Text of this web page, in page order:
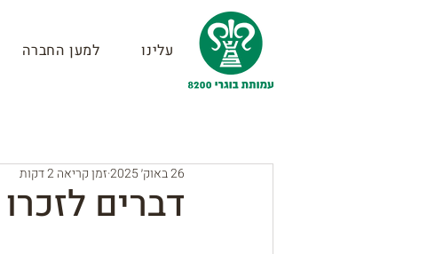
עלינו למען החברה
דברים
26 באוק׳ 2025 זמן קריאה 2 דקות